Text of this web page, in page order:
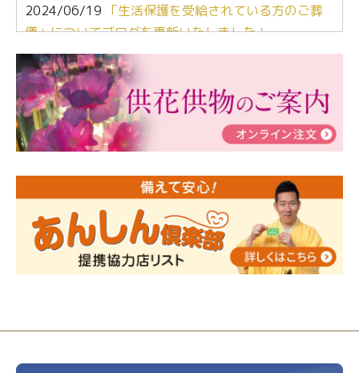
2024/06/19 「生活保護を受給されている方のご葬
儀」についてブログを更新いたしました！
2024/03/06【終活なるほど教室】「マンガで学
ぶ！はじめてのお葬式」小さな家族葬ハウス®町田成
瀬 ご参加ありがとうございました！
2024/01/19令和6年能登半島地震災害の寄付のご報
告
人形供養 寄付のご報告
2023/12/16終活なるほど教室＠小さな家族葬ハウ
ス®上鶴間 エンディングノートを書いてみよう！
2023/11/29 永田屋創業110周年記念式典 レンブラ
ントホテル東京町田